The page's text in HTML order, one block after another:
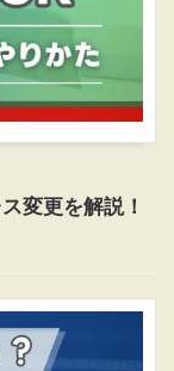
変更を解説！